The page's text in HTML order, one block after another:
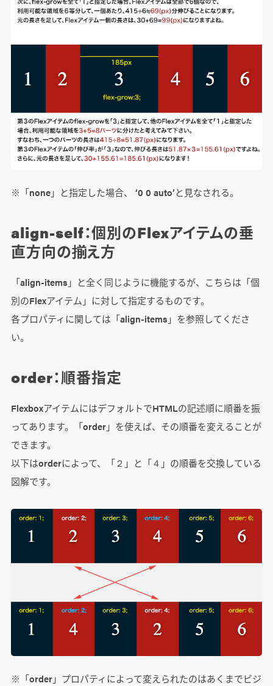
※「none」と指定した場合、 ‘0 0 auto’と見なされる。
align-self：個別のFlexアイテムの垂
直方向の揃え方
「align-items」と全く同じように機能するが、こちらは「個
別のFlexアイテム」に対して指定するものです。
各プロパティに関しては「align-items」を参照してくださ
い。
order：順番指定
FlexboxアイテムにはデフォルトでHTMLの記述順に順番を振
ってあります。「order」を使えば、その順番を変えることが
できます。
以下はorderによって、「２」と「４」の順番を交換している
図解です。
※「order」プロパティによって変えられたのはあくまでビジ